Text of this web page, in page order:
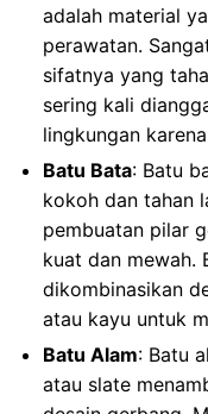
adalah material
perawatan.
sifatnya yang
sering kali
lingkungan
Batu Bata: Batu
kokoh dan tahan
pembuatan pilar
kuat dan mewah.
dikombinasikan
atau kayu untuk
Batu Alam: Batu
atau slate